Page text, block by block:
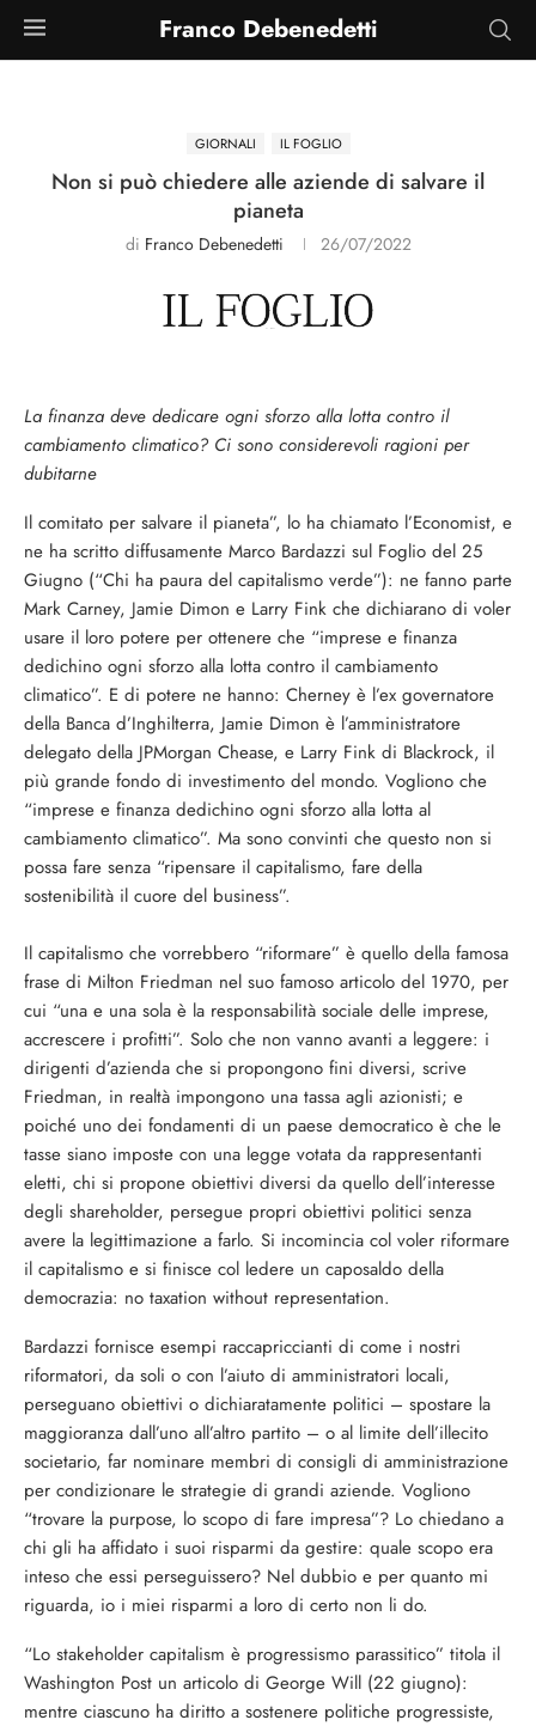
Franco Debenedetti
GIORNALI IL FOGLIO
Non si può chiedere alle aziende di salvare il
pianeta
di Franco Debenedetti 26/07/2022
La finanza deve dedicare ogni sforzo alla lotta contro il
cambiamento climatico? Ci sono considerevoli ragioni per
dubitarne
Il comitato per salvare il pianeta”, lo ha chiamato l’Economist, e
ne ha scritto diffusamente Marco Bardazzi sul Foglio del 25
Giugno (“Chi ha paura del capitalismo verde”): ne fanno parte
Mark Carney, Jamie Dimon e Larry Fink che dichiarano di voler
usare il loro potere per ottenere che “imprese e finanza
dedichino ogni sforzo alla lotta contro il cambiamento
climatico”. E di potere ne hanno: Cherney è l’ex governatore
della Banca d’Inghilterra, Jamie Dimon è l’amministratore
delegato della JPMorgan Chease, e Larry Fink di Blackrock, il
più grande fondo di investimento del mondo. Vogliono che
“imprese e finanza dedichino ogni sforzo alla lotta al
cambiamento climatico”. Ma sono convinti che questo non si
possa fare senza “ripensare il capitalismo, fare della
sostenibilità il cuore del business”.
Il capitalismo che vorrebbero “riformare” è quello della famosa
frase di Milton Friedman nel suo famoso articolo del 1970, per
cui “una e una sola è la responsabilità sociale delle imprese,
accrescere i profitti”. Solo che non vanno avanti a leggere: i
dirigenti d’azienda che si propongono fini diversi, scrive
Friedman, in realtà impongono una tassa agli azionisti; e
poiché uno dei fondamenti di un paese democratico è che le
tasse siano imposte con una legge votata da rappresentanti
eletti, chi si propone obiettivi diversi da quello dell’interesse
degli shareholder, persegue propri obiettivi politici senza
avere la legittimazione a farlo. Si incomincia col voler riformare
il capitalismo e si finisce col ledere un caposaldo della
democrazia: no taxation without representation.
Bardazzi fornisce esempi raccapriccianti di come i nostri
riformatori, da soli o con l’aiuto di amministratori locali,
perseguano obiettivi o dichiaratamente politici – spostare la
maggioranza dall’uno all’altro partito – o al limite dell’illecito
societario, far nominare membri di consigli di amministrazione
per condizionare le strategie di grandi aziende. Vogliono
“trovare la purpose, lo scopo di fare impresa”? Lo chiedano a
chi gli ha affidato i suoi risparmi da gestire: quale scopo era
inteso che essi perseguissero? Nel dubbio e per quanto mi
riguarda, io i miei risparmi a loro di certo non li do.
“Lo stakeholder capitalism è progressismo parassitico” titola il
Washington Post un articolo di George Will (22 giugno):
mentre ciascuno ha diritto a sostenere politiche progressiste,